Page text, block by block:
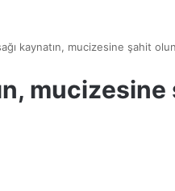
kaynatın, mucizesine şahit